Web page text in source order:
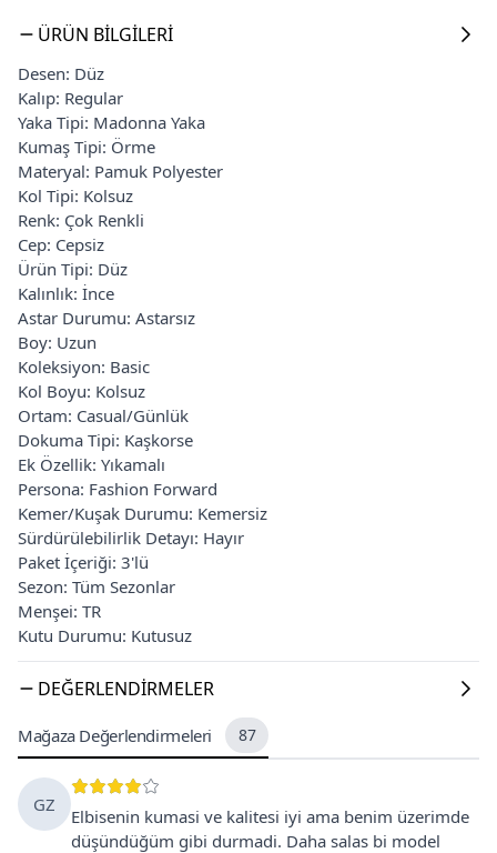
ÜRÜN BILGILERI
Desen: Düz
Kalıp: Regular
Yaka Tipi: Madonna Yaka
Kumaş Tipi: Örme
Materyal: Pamuk Polyester
Kol Tipi: Kolsuz
Renk: Çok Renkli
Cep: Cepsiz
Ürün Tipi: Düz
Kalınlık: İnce
Astar Durumu: Astarsız
Boy: Uzun
Koleksiyon: Basic
Kol Boyu: Kolsuz
Ortam: Casual/Günlük
Dokuma Tipi: Kaşkorse
Ek Özellik: Yıkamalı
Persona: Fashion Forward
Kemer/Kuşak Durumu: Kemersiz
Sürdürülebilirlik Detayı: Hayır
Paket İçeriği: 3'lü
Sezon: Tüm Sezonlar
Menşei: TR
Kutu Durumu: Kutusuz
DEĞERLENDIRMELER
Mağaza Değerlendirmeleri 87
GZ
Elbisenin kumasi ve kalitesi iyi ama benim üzerimde
düşündüğüm gibi durmadi. Daha salas bi model